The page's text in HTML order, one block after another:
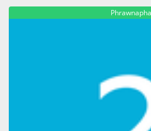
Phrawnapha